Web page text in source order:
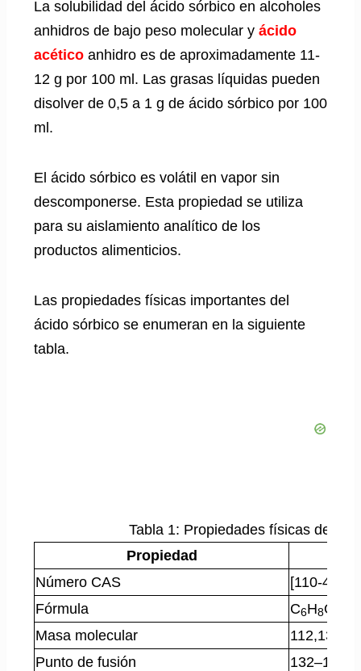
La solubilidad del ácido sórbico en alcoholes
anhidros de bajo peso molecular y ácido
acético anhidro es de aproximadamente 11-
12 g por 100 ml. Las grasas líquidas pueden
disolver de 0,5 a 1 g de ácido sórbico por 100
ml.
El ácido sórbico es volátil en vapor sin
descomponerse. Esta propiedad se utiliza
para su aislamiento analítico de los
productos alimenticios.
Las propiedades físicas importantes del
ácido sórbico se enumeran en la siguiente
tabla.
Tabla 1: Propiedades físicas del
Propiedad
Número CAS
[110-44-1]
Fórmula
C6H8O
Masa molecular
112,13 g/
Punto de fusión
132–135